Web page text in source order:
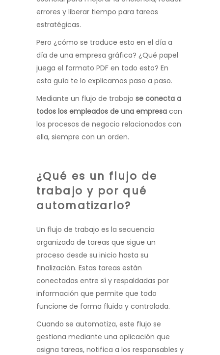
errores y liberar tiempo para tareas
estratégicas.
Pero ¿cómo se traduce esto en el día a
día de una empresa gráfica? ¿Qué papel
juega el formato PDF en todo esto? En
esta guía te lo explicamos paso a paso.
Mediante un flujo de trabajo se conecta a
todos los empleados de una empresa con
los procesos de negocio relacionados con
ella, siempre con un orden.
¿Qué es un flujo de
trabajo y por qué
automatizarlo?
Un flujo de trabajo es la secuencia
organizada de tareas que sigue un
proceso desde su inicio hasta su
finalización. Estas tareas están
conectadas entre sí y respaldadas por
información que permite que todo
funcione de forma fluida y controlada.
Cuando se automatiza, este flujo se
gestiona mediante una aplicación que
asigna tareas, notifica a los responsables y